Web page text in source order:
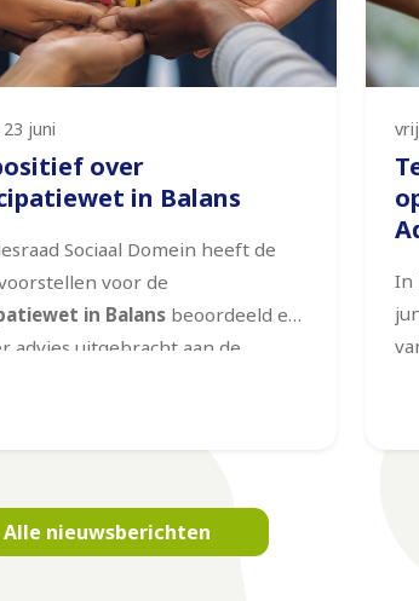
juni
over
in Balans
Sociaal Domein heeft de
voor de
in Balans beoordeeld en
advies uitgebracht aan de
uitgangspunten van de wet –
focus op participatie–
aan bij de visie van de
In
Alle nieuwsberichten